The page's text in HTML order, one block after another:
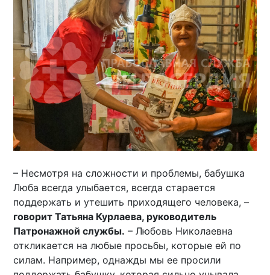
– Несмотря на сложности и проблемы, бабушка
Люба всегда улыбается, всегда старается
поддержать и утешить приходящего человека, –
говорит Татьяна Курлаева, руководитель
Патронажной службы. – Любовь Николаевна
откликается на любые просьбы, которые ей по
силам. Например, однажды мы ее просили